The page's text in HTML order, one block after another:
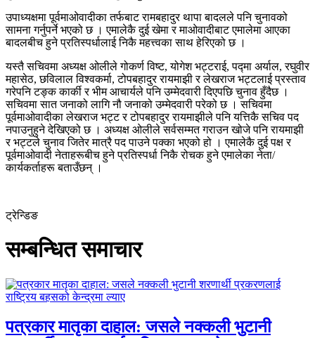
उपाध्यक्षमा पूर्वमाओवादीका तर्फबाट रामबहादुर थापा बादलले पनि चुनावको
सामना गर्नुपर्ने भएको छ । एमालेकै दुई खेमा र माओवादीबाट एमालेमा आएका
बादलबीच हुने प्रतिस्पर्धालाई निकै महत्त्वका साथ हेरिएको छ ।
यस्तै सचिवमा अध्यक्ष ओलीले गोकर्ण विष्ट, योगेश भट्टराई, पद्मा अर्याल, रघुवीर
महासेठ, छविलाल विश्वकर्मा, टोपबहादुर रायमाझी र लेखराज भट्टलाई प्रस्ताव
गरेपनि टङ्क कार्की र भीम आचार्यले पनि उम्मेदवारी दिएपछि चुनाव हुँदैछ ।
सचिवमा सात जनाको लागि नौ जनाको उम्मेदवारी परेको छ । सचिवमा
पूर्वमाओवादीका लेखराज भट्ट र टोपबहादुर रायमाझीले पनि यत्तिकै सचिव पद
नपाउनुहुने देखिएको छ । अध्यक्ष ओलीले सर्वसम्मत गराउन खोजे पनि रायमाझी
र भट्टले चुनाव जितेर मात्रै पद पाउने पक्का भएको हो । एमालेकै दुई पक्ष र
पूर्वमाओवादी नेताहरूबीच हुने प्रतिस्पर्धा निकै रोचक हुने एमालेका नेता/
कार्यकर्ताहरू बताउँछन् ।
ट्रेन्डिङ
सम्बन्धित समाचार
पत्रकार मातृका दाहाल: जसले नक्कली भुटानी